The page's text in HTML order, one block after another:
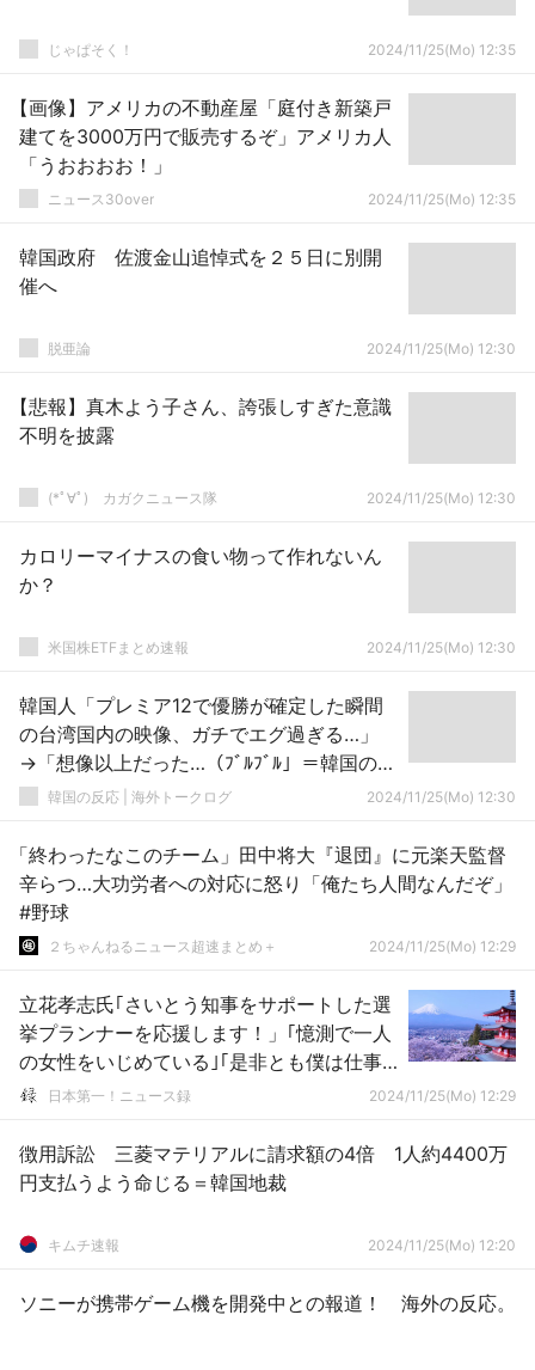
じゃぱそく！ 2024/11/25(Mo) 12:35
【画像】アメリカの不動産屋「庭付き新築戸
建てを3000万円で販売するぞ」アメリカ人
「うおおおお！」
ニュース30over 2024/11/25(Mo) 12:35
韓国政府 佐渡金山追悼式を２５日に別開
催へ
脱亜論 2024/11/25(Mo) 12:30
【悲報】真木よう子さん、誇張しすぎた意識
不明を披露
(*ﾟ∀ﾟ)ゞカガクニュース隊 2024/11/25(Mo) 12:30
カロリーマイナスの食い物って作れないん
か？
米国株ETFまとめ速報 2024/11/25(Mo) 12:30
韓国人「プレミア12で優勝が確定した瞬間
の台湾国内の映像、ガチでエグ過ぎる…」
→「想像以上だった…（ﾌﾞﾙﾌﾞﾙ」＝韓国の反
応 韓国の反応 | 海外トークログ 2024/11/25(Mo) 12:30
「終わったなこのチーム」田中将大『退団』に元楽天監督
辛らつ…大功労者への対応に怒り「俺たち人間なんだぞ」
#野球
２ちゃんねるニュース超速まとめ＋ 2024/11/25(Mo) 12:29
立花孝志氏｢さいとう知事をサポートした選
挙プランナーを応援します！」｢憶測で一人
の女性をいじめている｣｢是非とも僕は仕事
を頼みたい」
日本第一！ニュース録 2024/11/25(Mo) 12:29
徴用訴訟 三菱マテリアルに請求額の4倍 1人約4400万
円支払うよう命じる＝韓国地裁
キムチ速報 2024/11/25(Mo) 12:20
ソニーが携帯ゲーム機を開発中との報道！ 海外の反応。